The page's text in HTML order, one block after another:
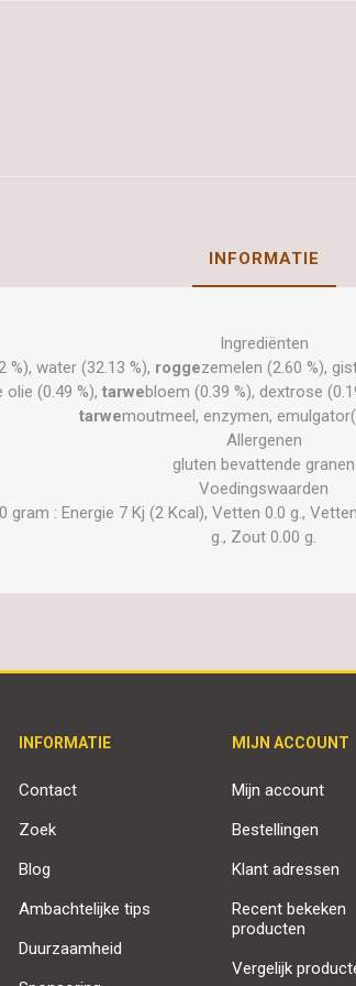
INFORMATIE
Ingrediënten
%), water (32.13 %), roggezemelen (2.60 %),
olie (0.49 %), tarwebloem (0.39 %), dextrose
tarwemoutmeel, enzymen,
Allergenen
gluten bevattende granen
Voedingswaarden
gram : Energie 7 Kj (2 Kcal), Vetten 0.0 g.,
g., Zout 0.00 g.
INFORMATIE
Contact
Zoek
Blog
Ambachtelijke tips
Duurzaamheid
MIJN ACCOUNT
Mijn account
Bestellingen
Klant adressen
Recent bekeken
producten
Vergelijk